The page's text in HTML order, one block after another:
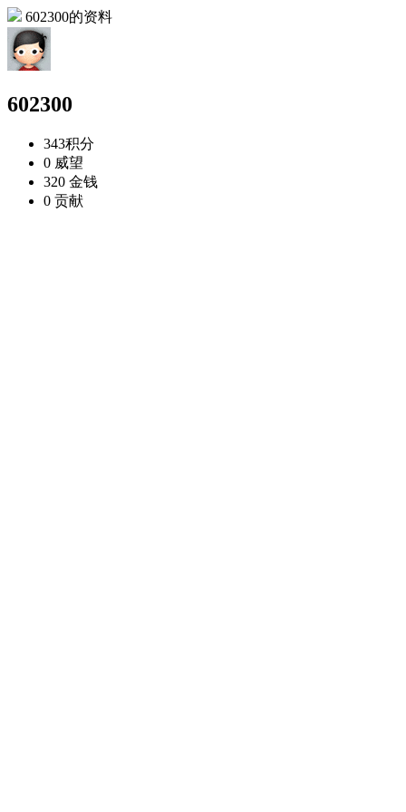
602300的资料
602300
343积分
0 威望
320 金钱
0 贡献